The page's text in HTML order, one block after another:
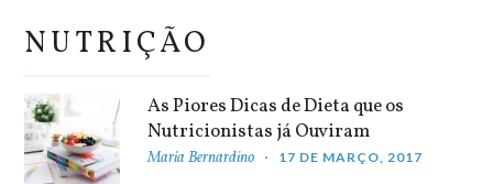
NUTRIÇÃO
As Piores Dicas de Dieta que os
Nutricionistas já Ouviram
Maria Bernardino 17 DE MARÇO, 2017